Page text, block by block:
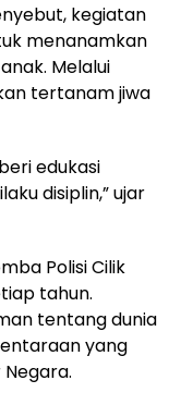
kegiatan
menanamkan
Melalui
tertanam jiwa
edukasi
disiplin,” ujar
Polisi Cilik
tahun.
tentang dunia
yang